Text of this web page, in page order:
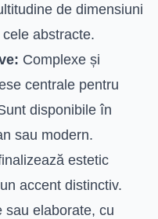
de dimensiuni
abstracte.
Complexe și
centrale pentru
disponibile în
sau modern.
estetic
accent distinctiv.
sau elaborate, cu